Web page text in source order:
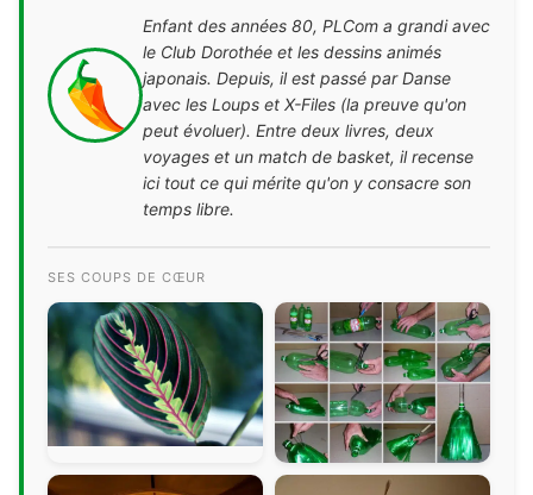
Enfant des années 80, PLCom a grandi avec
le Club Dorothée et les dessins animés
japonais. Depuis, il est passé par Danse
avec les Loups et X-Files (la preuve qu'on
peut évoluer). Entre deux livres, deux
voyages et un match de basket, il recense
ici tout ce qui mérite qu'on y consacre son
temps libre.
SES COUPS DE CŒUR